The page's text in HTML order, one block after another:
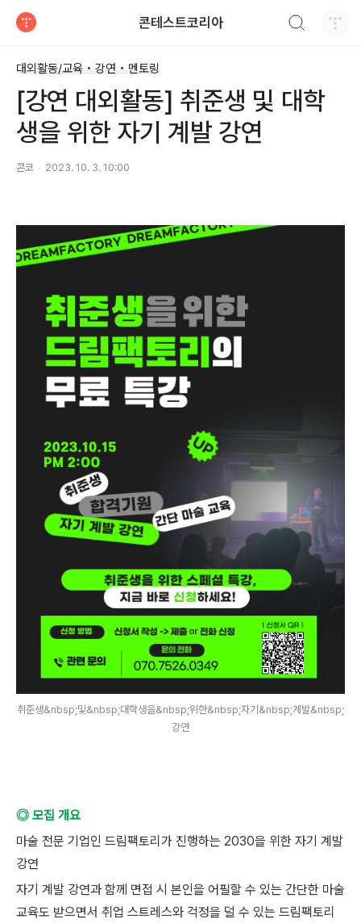
콘테스트코리아
대외활동/교육 • 강연 • 멘토링
[강연 대외활동] 취준생 및 대학
생을 위한 자기 계발 강연
콘코 2023. 10. 3. 10:00
취준생&nbsp;및&nbsp;대학생을&nbsp;위한&nbsp;자기&nbsp;계발&nbsp;
강연
◎ 모집 개요
마술 전문 기업인 드림팩토리가 진행하는 2030을 위한 자기 계발
강연
자기 계발 강연과 함께 면접 시 본인을 어필할 수 있는 간단한 마술
교육도 받으면서 취업 스트레스와 걱정을 덜 수 있는 드림팩토리